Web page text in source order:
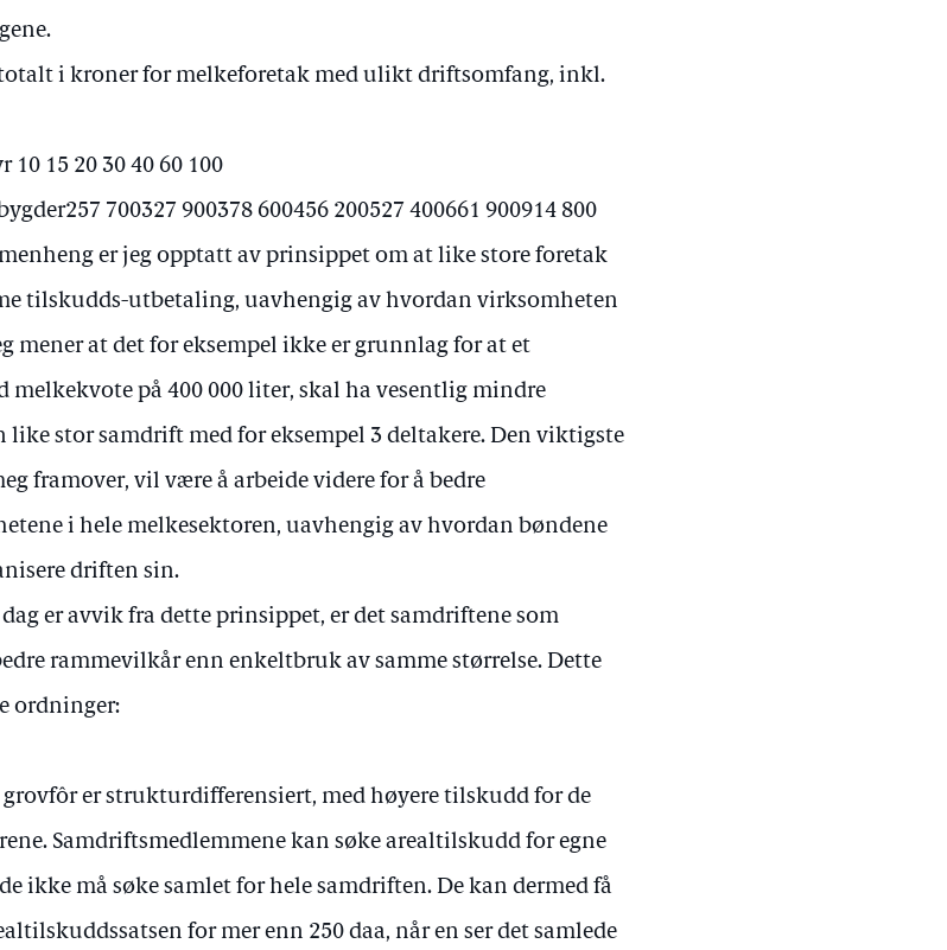
i kroner for melkeforetak med ulikt driftsomfang, inkl.
15 20 30 40 60 100
700327 900378 600456 200527 400661 900914 800
er jeg opptatt av prinsippet om at like store foretak
tilskudds-utbetaling, uavhengig av hvordan virksomheten
mener at det for eksempel ikke er grunnlag for at et
melkekvote på 400 000 liter, skal ha vesentlig mindre
like stor samdrift med for eksempel 3 deltakere. Den viktigste
framover, vil være å arbeide videre for å bedre
i hele melkesektoren, uavhengig av hvordan bøndene
driften sin.
er avvik fra dette prinsippet, er det samdriftene som
rammevilkår enn enkeltbruk av samme størrelse. Dette
ordninger:
er strukturdifferensiert, med høyere tilskudd for de
Samdriftsmedlemmene kan søke arealtilskudd for egne
ikke må søke samlet for hele samdriften. De kan dermed få
for mer enn 250 daa, når en ser det samlede